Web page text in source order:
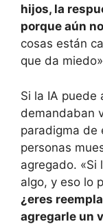
hijos, la
porque aún
cosas están
que da
Si la IA puede
demandaban
paradigma de
personas
agregado. «Si
algo, y eso lo
¿eres
agregarle un